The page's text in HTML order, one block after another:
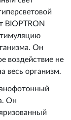
BIOPTRON
Он
воздействие не
весь организм.
Он